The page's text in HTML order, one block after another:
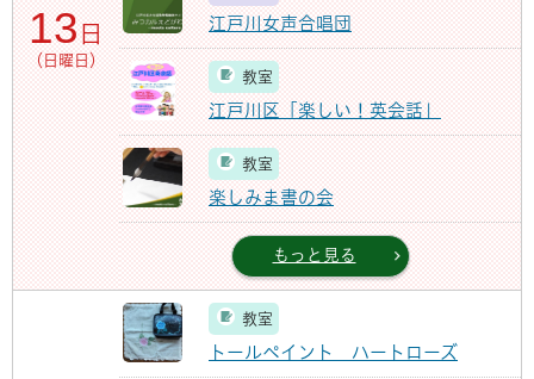
13 日
（日曜日）
江戸川女声合唱団
教室
江戸川区「楽しい！英会話」
教室
楽しみま書の会
もっと見る
教室
トールペイント ハートローズ